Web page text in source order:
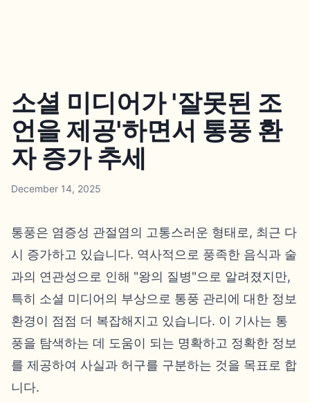
소셜 미디어가 '잘못된 조
언을 제공'하면서 통풍 환
자 증가 추세
December 14, 2025
통풍은 염증성 관절염의 고통스러운 형태로, 최근 다
시 증가하고 있습니다. 역사적으로 풍족한 음식과 술
과의 연관성으로 인해 "왕의 질병"으로 알려졌지만,
특히 소셜 미디어의 부상으로 통풍 관리에 대한 정보
환경이 점점 더 복잡해지고 있습니다. 이 기사는 통
풍을 탐색하는 데 도움이 되는 명확하고 정확한 정보
를 제공하여 사실과 허구를 구분하는 것을 목표로 합
니다.